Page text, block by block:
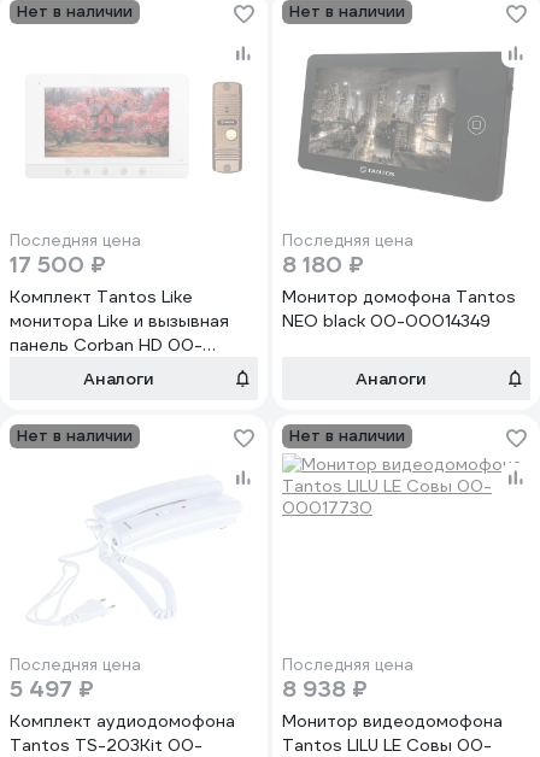
Нет в наличии
Последняя цена
17 500 ₽
Комплект Tantos Like
монитора Like и вызывная
панель Corban HD 00-
00327415Аналоги
Нет в наличии
Последняя цена
8 180 ₽
Монитор домофона Tantos
NEO black 00-00014349
Аналоги
Нет в наличии
Последняя цена
5 497 ₽
Комплект аудиодомофона
Tantos TS-203Kit 00-
Нет в наличии
Последняя цена
8 938 ₽
Монитор видеодомофона
Tantos LILU LE Совы 00-